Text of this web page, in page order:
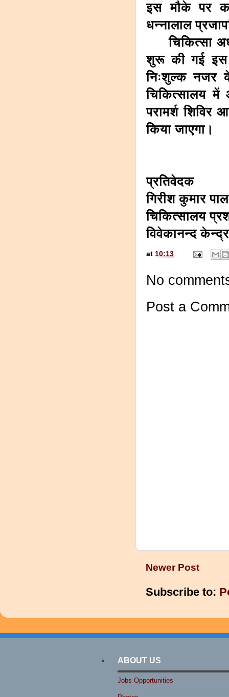
इस मौके पर
धन्नालाल
चिकित्सा
शुरू की गई इस
निःशुल्क नजर
चिकित्सालय में
परामर्श
किया जाएगा।
प्रतिवेदक
गिरीश कुमार
चिकित्सालय
विवेकानन्द
at 10:13
No
Post a
Newer Post
Subscribe to:
ABOUT US
Jobs Opportunities